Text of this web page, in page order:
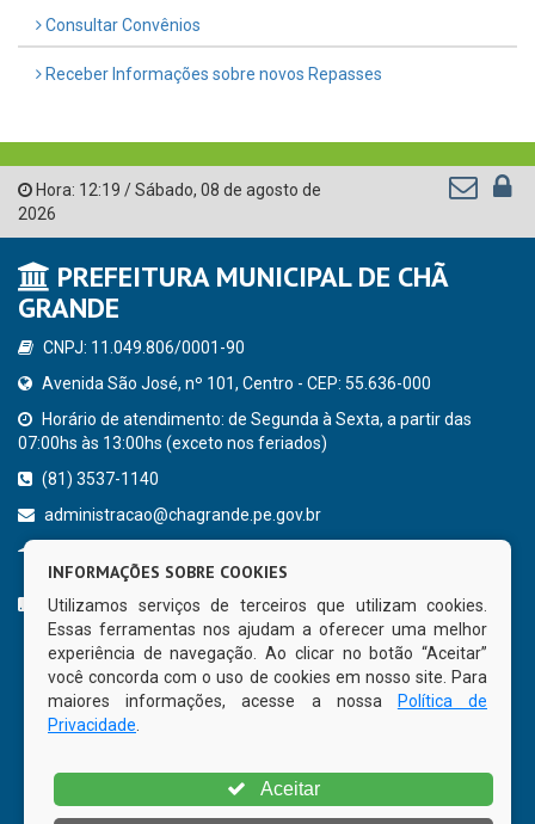
Consultar Convênios
Receber Informações sobre novos Repasses
Hora: 12:19 /Sábado, 08 de agosto de
2026
PREFEITURA MUNICIPAL DE CHÃ
GRANDE
CNPJ: 11.049.806/0001-90
Avenida São José, nº 101, Centro - CEP: 55.636-000
Horário de atendimento: de Segunda à Sexta, a partir das
07:00hs às 13:00hs (exceto nos feriados)
(81) 3537-1140
administracao@chagrande.pe.gov.br
CURTA NOSSA FAN PAGE
INFORMAÇÕES SOBRE COOKIES
Utilizamos serviços de terceiros que utilizam cookies.
Essas ferramentas nos ajudam a oferecer uma melhor
experiência de navegação. Ao clicar no botão “Aceitar”
você concorda com o uso de cookies em nosso site. Para
maiores informações, acesse a nossa
Política de
Privacidade
Aceitar